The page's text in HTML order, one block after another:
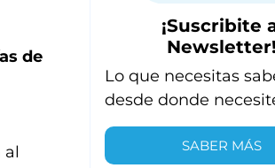
de
al
¡Suscribite
Lo que necesitas
desde donde
SABER MÁS